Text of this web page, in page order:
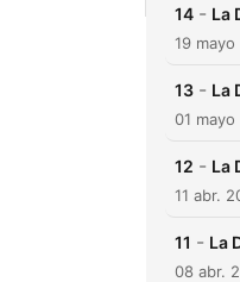
14 - La
19 mayo
13 - La
01 mayo
12 - La
11 abr.
11 - La
08 abr.